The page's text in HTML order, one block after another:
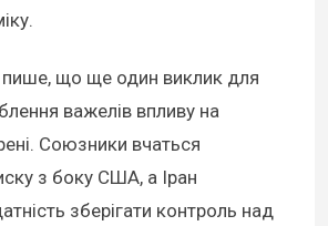
що ще один виклик для
важелів впливу на
Союзники вчаться
з боку США, а Іран
зберігати контроль над